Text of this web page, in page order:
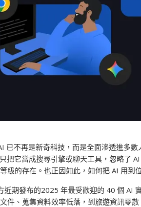
已不再是新奇科技，而是全面滲透進多
把它當成搜尋引擎或聊天工具，忽略了
級的存在。也正因如此，如何把 AI 用到
近期發布的2025 年最受歡迎的 40 個 AI
件、蒐集資料效率低落，到旅遊資訊零